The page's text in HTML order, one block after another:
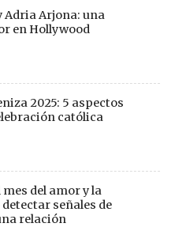
Adria Arjona: una
en Hollywood
2025: 5 aspectos
católica
del amor y la
señales de
relación